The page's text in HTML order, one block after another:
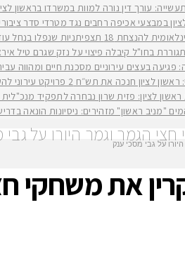
עורך דין נורה למוות במשרדו בראשון
במבצעי אכיפה רחבים נגד מטרדי סדר
תצפיתניות שנפלו בנחל עוז
בחו"ל קיבלה פיצוי על נזק שגרם טיל
פגיעה בעצים עירוניים מסכנת חיים ומהווה
ארוכת טווח של דירות במחיר מוזל במעמד ראש העירייה רז קינסטליך
לציון: פזית שרון נבחרה לתפקיד מנכ"לית
המים "מניב ראשון" מזהירים: ניסיונות הונאה
הגמר וגמר היורו על
על גבי מסכי ענק
את משחקי